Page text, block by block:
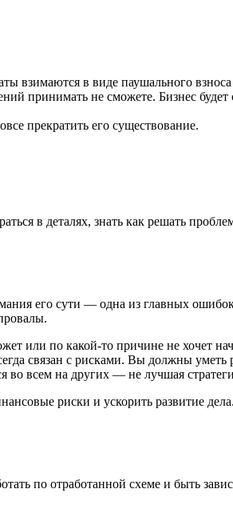
взимаются в виде паушального
принимать не сможете. Бизнес будет
прекратить его существование.
в деталях, знать как решать
его сути — одна из главных
или по какой-то причине не хочет
связан с рисками. Вы должны уметь
во всем на других — не лучшая
риски и ускорить развитие
по отработанной схеме и быть